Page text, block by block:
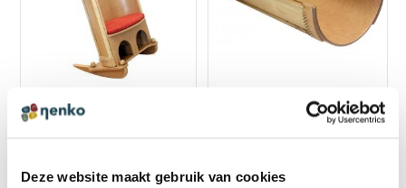
Deze website maakt gebruik van cookies
Preorder